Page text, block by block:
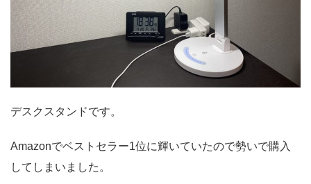
デスクスタンドです。
Amazonでベストセラー1位に輝いていたので勢いで購入
してしまいました。